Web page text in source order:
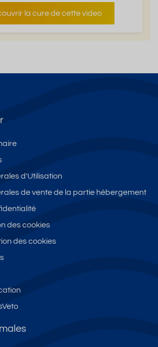
la cure de cette video
d'Utilisation
de vente de la partie hébergement
des cookies
des cookies